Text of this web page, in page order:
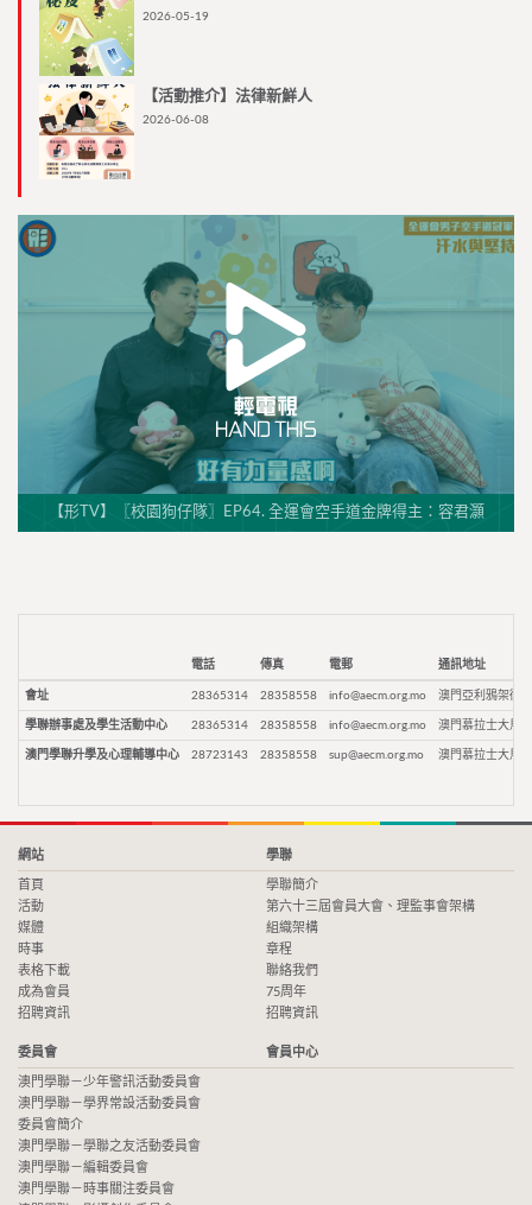
2026-05-19
【活動推介】法律新鮮人
2026-06-08
【形TV】〖校園狗仔隊〗EP64. 全運會空手道金牌得主：容君灝
電話 傳真 電郵 通訊地址
會址 28365314 28358558 info@aecm.org.mo 澳門亞利鴉架街9
學聯辦事處及學生活動中心 28365314 28358558 info@aecm.org.mo 澳門慕拉士大馬
澳門學聯升學及心理輔導中心 28723143 28358558 sup@aecm.org.mo 澳門慕拉士大馬
網站
首頁
活動
媒體
時事
表格下載
成為會員
招聘資訊
學聯
學聯簡介
第六十三屆會員大會、理監事會架構
組織架構
章程
聯絡我們
75周年
招聘資訊
委員會
澳門學聯－少年警訊活動委員會
澳門學聯－學界常設活動委員會
委員會簡介
澳門學聯－學聯之友活動委員會
澳門學聯－編輯委員會
澳門學聯－時事關注委員會
會員中心